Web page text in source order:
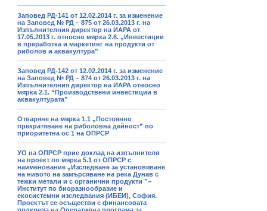
Заповед РД-141 от 12.02.2014 г. за изменение
на Заповед № РД – 875 от 26.03.2013 г. на
Изпълнителния директор на ИАРА от
17.05.2013 г. относно мярка 2.6. „Инвестиции
в преработка и маркетинг на продукти от
риболов и аквакултура”
Заповед РД-142 от 12.02.2014 г. за изменение
на Заповед № РД – 874 от 26.03.2013 г. на
Изпълнителния директор на ИАРА относно
мярка 2.1. “Производствени инвестиции в
аквакултурата”
Отваряне на мярка 1.1 „Постоянно
прекратяване на риболовна дейност” по
приоритетна ос 1 на ОПРСР
УО на ОПРСР прие доклад на изпълнителя
на проект по мярка 5.1 от ОПРСР с
наименование „Изследване за установяване
на нивото на замърсяване на река Дунав с
тежки метали и с органични продукти ”–
Институт по биоразнообразие и
екосистемни изследвания (ИБЕИ), София.
Проектът се осъществи с финансовата